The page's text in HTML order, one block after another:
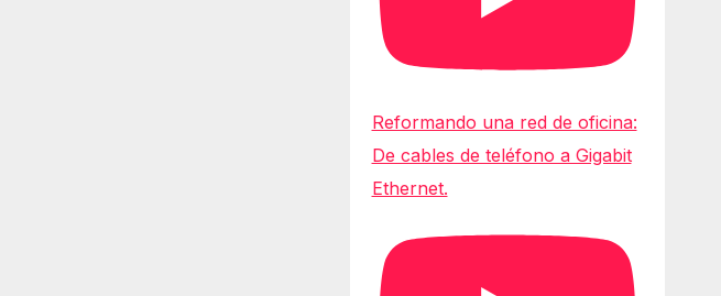
Reformando una red de oficina:
De cables de teléfono a Gigabit
Ethernet.